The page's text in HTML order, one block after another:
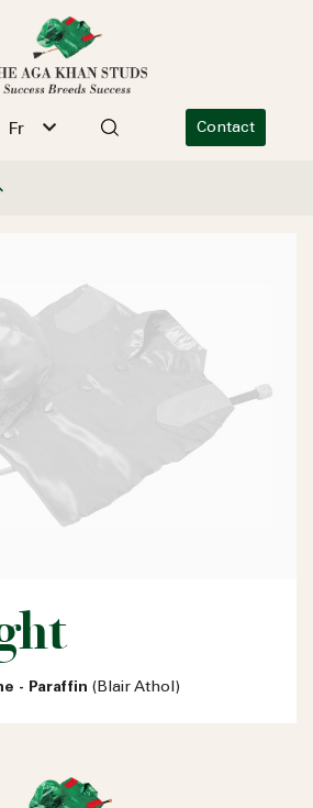
Fr Contact
- Paraffin (Blair Athol)